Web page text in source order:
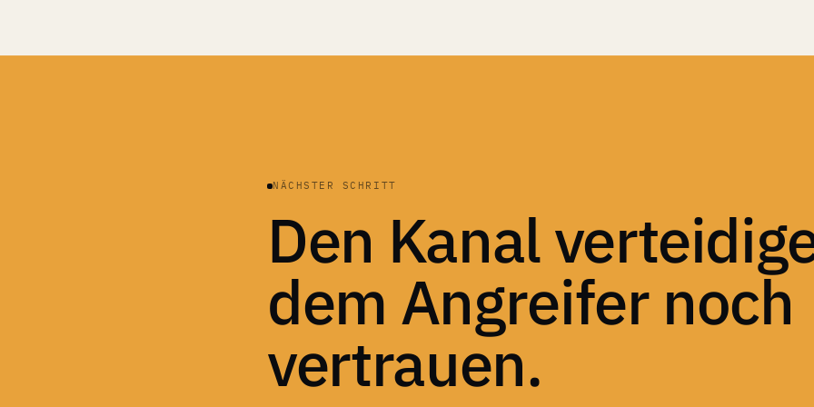
NÄCHSTER SCHRITT
Den Kanal
dem Angreifer noch
vertrauen.